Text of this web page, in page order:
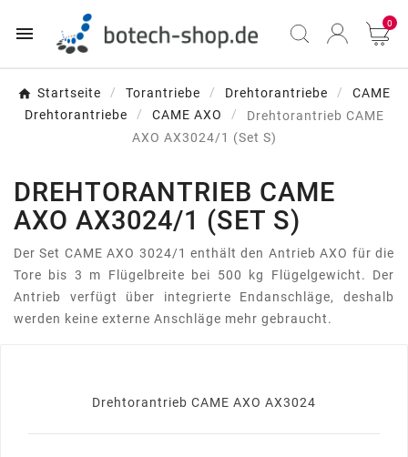
 0
Startseite Torantriebe Drehtorantriebe
CAME
Drehtorantriebe
CAME AXO
Drehtorantrieb CAME
AXO AX3024/1 (Set S)
DREHTORANTRIEB CAME
AXO AX3024/1 (SET S)
Der Set CAME AXO 3024/1 enthält den Antrieb AXO für die
Tore bis 3 m Flügelbreite bei 500 kg Flügelgewicht. Der
Antrieb verfügt über integrierte Endanschläge, deshalb
werden keine externe Anschläge mehr gebraucht.
Drehtorantrieb CAME AXO AX3024